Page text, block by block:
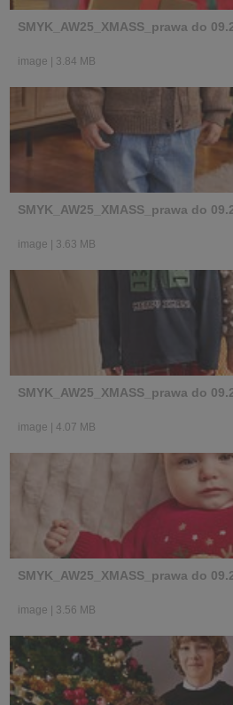
SMYK_AW25_XMASS_prawa do
image 3.84 MB
SMYK_AW25_XMASS_prawa do
image 3.63 MB
SMYK_AW25_XMASS_prawa do
image 4.07 MB
SMYK_AW25_XMASS_prawa do
image 3.56 MB